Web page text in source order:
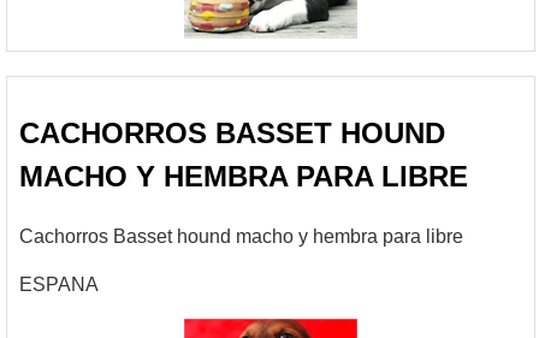
CACHORROS BASSET HOUND
MACHO Y HEMBRA PARA LIBRE
Cachorros Basset hound macho y hembra para libre
ESPANA